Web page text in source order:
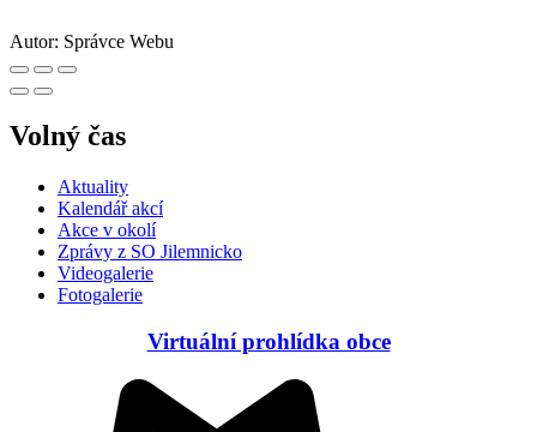
Autor: Správce Webu
Volný čas
Aktuality
Kalendář akcí
Akce v okolí
Zprávy z SO Jilemnicko
Videogalerie
Fotogalerie
Virtuální prohlídka obce